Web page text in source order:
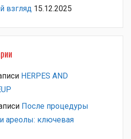
взгляд 15.12.2025
HERPES AND
После процедуры
ареолы: ключевая